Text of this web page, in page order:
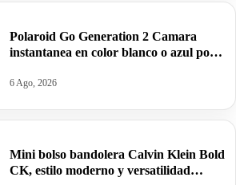
Polaroid Go Generation 2 Camara
instantanea en color blanco o azul por
6 Ago, 2026
Mini bolso bandolera Calvin Klein Bold
CK, estilo moderno y versatilidad